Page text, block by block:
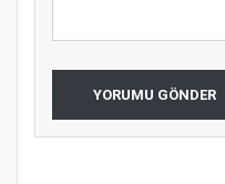
YORUMU GÖNDER